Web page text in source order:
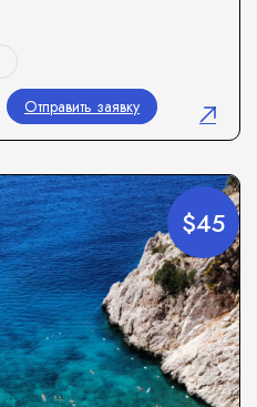
Отправить заявку
$45